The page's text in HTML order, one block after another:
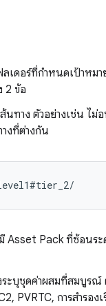
เดอร์ที่กำหนดเป้าหม
2 ข้อ
ทาง ตัวอย่างเช่น ไม่
งที่ต่างกัน
Asset Pack ที่ซ้อน
บุชุดค่าผสมที่สมบูรณ์
PVRTC, การสำรอ